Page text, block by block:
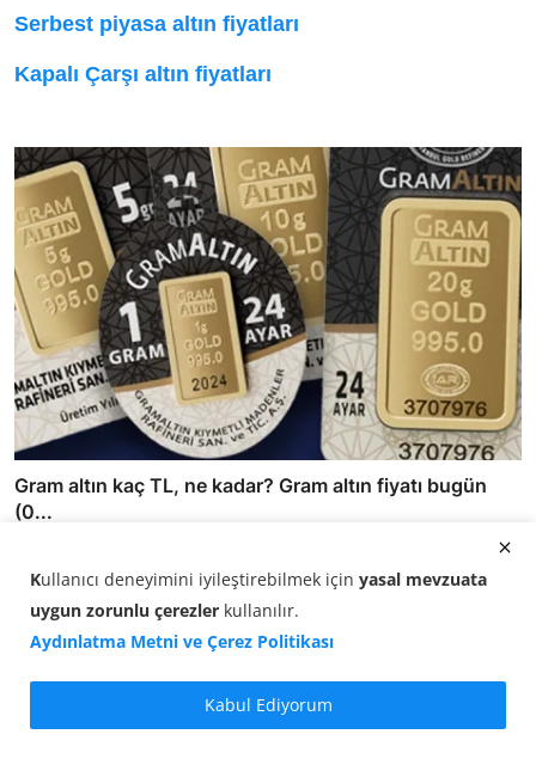
Serbest piyasa altın fiyatları
Kapalı Çarşı altın fiyatları
Gram altın kaç TL, ne kadar? Gram altın fiyatı bugün
(0...
Kullanıcı deneyimini iyileştirebilmek için yasal mevzuata
uygun zorunlu çerezler kullanılır.
Aydınlatma Metni ve Çerez Politikası
Kabul Ediyorum